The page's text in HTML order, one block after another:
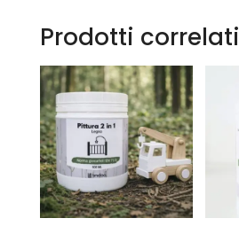
Prodotti correlati